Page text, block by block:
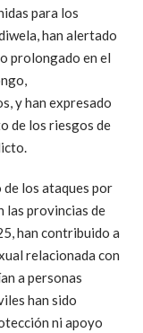
para los
han alertado
prolongado en el
y han expresado
de los riesgos de
de los ataques por
las provincias de
han contribuido a
relacionada con
a personas
han sido
ni apoyo